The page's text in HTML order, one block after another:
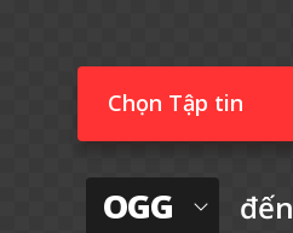
Chọn Tập tin
OGG đến